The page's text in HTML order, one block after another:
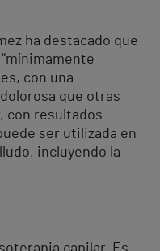
ha destacado que
con una
que otras
con resultados
ser utilizada en
incluyendo la